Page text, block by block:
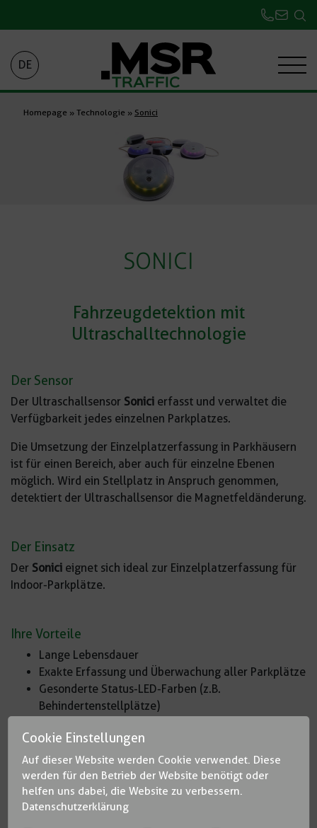
DE
Homepage » Technologie » Sonici
SONICI
Fahrzeugdetektion mit
Ultraschalltechnologie
Der Sensor
Der Ultraschallsensor Sonici erfasst und verwaltet die
Verfügbarkeit jedes einzelnen Parkplatzes.
Die Umsetzung der Einzelplatzerfassung in Parkhäusern
ist für einen Bereich, aber auch für einzelne Ebenen
möglich. Wird ein Stellplatz in Anspruch genommen,
detektiert der Ultraschallsensor die Magnetfeldänderung.
Der Einsatz
Der Sonici eignet sich ideal zur Einzelplatzerfassung für
Indoor-Parkplätze.
Ihre Vorteile
Lange Lebensdauer
Exakte Erfassung und Überwachung aller Parkplätze
Gesonderte Status-LED-Farben (z.B.
Behindertenstellplätze)
einer Schiene
Zeitsparend für Parkplatzsuchende
Optimale Auslastung der Parkplätze durch
Einzelplatzerfassung
Senkung der Lüftungskosten, klimafreundlich
Cookie Einstellungen
Auf dieser Website werden Cookie verwendet. Diese
werden für den Betrieb der Website benötigt oder
helfen uns dabei, die Website zu verbessern.
Datenschutzerklärung